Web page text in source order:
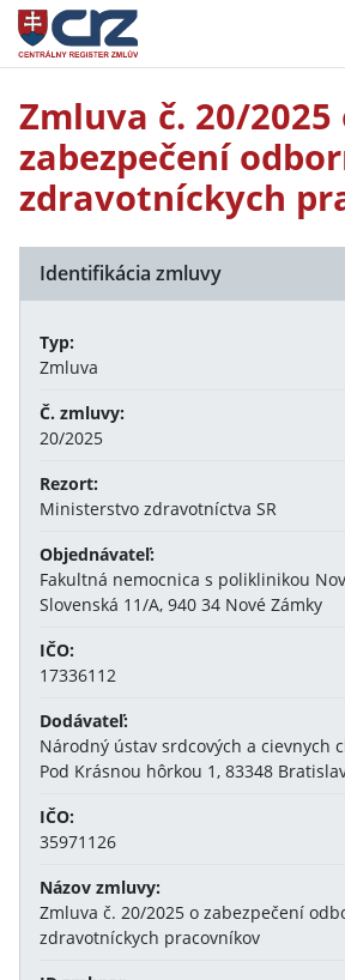
Zmluva č. 20/2025
zabezpečení
zdravotníckych
Identifikácia zmluvy
Typ:
Zmluva
Č. zmluvy:
20/2025
Rezort:
Ministerstvo zdravotníctva SR
Objednávateľ:
Fakultná nemocnica s poliklinikou
Slovenská 11/A, 940 34 Nové Zámky
IČO:
17336112
Dodávateľ:
Národný ústav srdcových a cievnych
Pod Krásnou hôrkou 1, 83348
IČO:
35971126
Názov zmluvy:
Zmluva č. 20/2025 o zabezpečení
zdravotníckych pracovníkov